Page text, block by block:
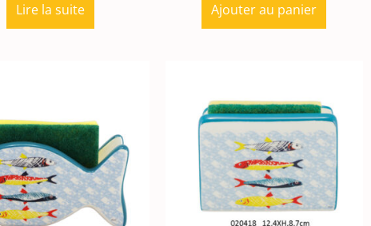
Lire la suite Ajouter au panier